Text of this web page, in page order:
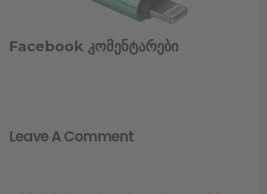
Facebook კომენტარები
Leave A Comment